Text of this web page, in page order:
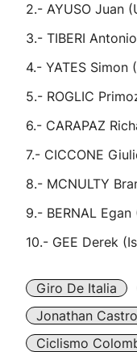
2.- AYUSO Juan
3.- TIBERI
4.- YATES Simon
5.- ROGLIC
6.- CARAPAZ
7.- CICCONE
8.- MCNULTY
9.- BERNAL
10.- GEE Derek
Giro De Italia
Jonathan
Ciclismo